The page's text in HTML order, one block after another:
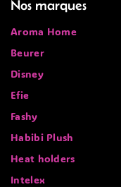
Nos marques
Aroma Home
Beurer
Disney
Efie
Fashy
Habibi Plush
Heat holders
Intelex